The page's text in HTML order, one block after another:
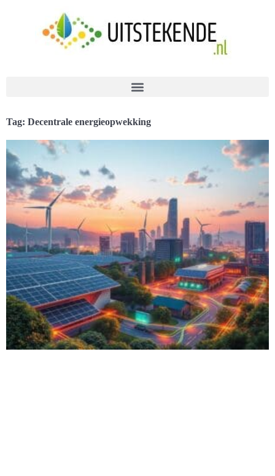
Tag: Decentrale energieopwekking